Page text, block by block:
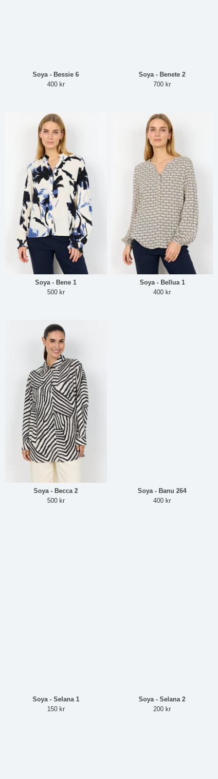
Soya - Bessie 6
400 kr
Soya - Benete 2
700 kr
Soya - Bene 1
500 kr
Soya - Bellua 1
400 kr
Soya - Becca 2
500 kr
Soya - Banu 264
400 kr
Soya - Selana 1
150 kr
Soya - Selana 2
200 kr